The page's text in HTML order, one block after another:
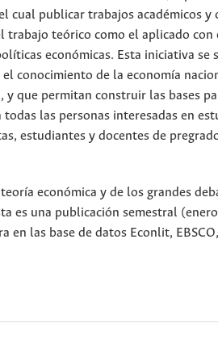
cual publicar trabajos académicos y
teórico como el aplicado con
económicas. Esta iniciativa se
conocimiento de la economía
que permitan construir las bases
todas las personas interesadas en
estudiantes y docentes de
económica y de los grandes
es una publicación semestral
en las base de datos Econlit,